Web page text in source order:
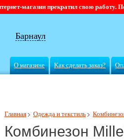
магазин прекратил свою работу.
Барнаул
О магазине Как сделать заказ?
Главная Одежда и текстиль
Комбинезон